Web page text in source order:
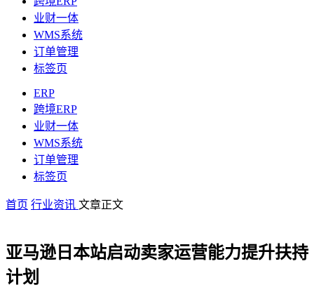
业财一体
WMS系统
订单管理
标签页
ERP
跨境ERP
业财一体
WMS系统
订单管理
标签页
首页 行业资讯 文章正文
亚马逊日本站启动卖家运营能力提升扶持
计划